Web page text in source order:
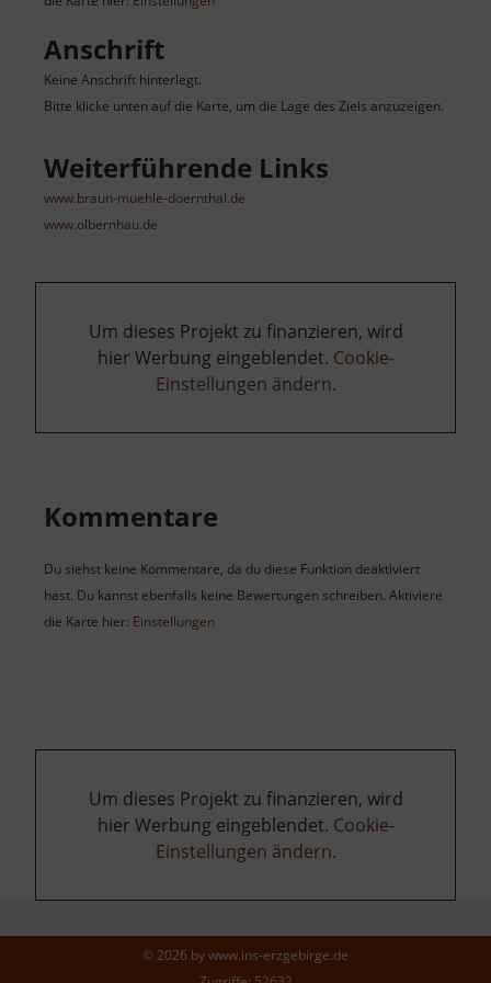
Anschrift
Keine Anschrift hinterlegt.
Bitte klicke unten auf die Karte, um die Lage des Ziels anzuzeigen.
Weiterführende Links
www.braun-muehle-doernthal.de
www.olbernhau.de
Um dieses Projekt zu finanzieren, wird
hier Werbung eingeblendet. Cookie-
Einstellungen ändern.
Kommentare
Du siehst keine Kommentare, da du diese Funktion deaktiviert
hast. Du kannst ebenfalls keine Bewertungen schreiben. Aktiviere
die Karte hier: Einstellungen
Um dieses Projekt zu finanzieren, wird
hier Werbung eingeblendet. Cookie-
Einstellungen ändern.
© 2026 bywww.ins-erzgebirge.de